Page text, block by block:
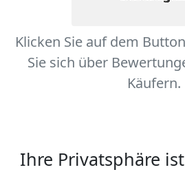
Klicken Sie auf dem
Sie sich über
Käufern.
Ihre Privatsphäre